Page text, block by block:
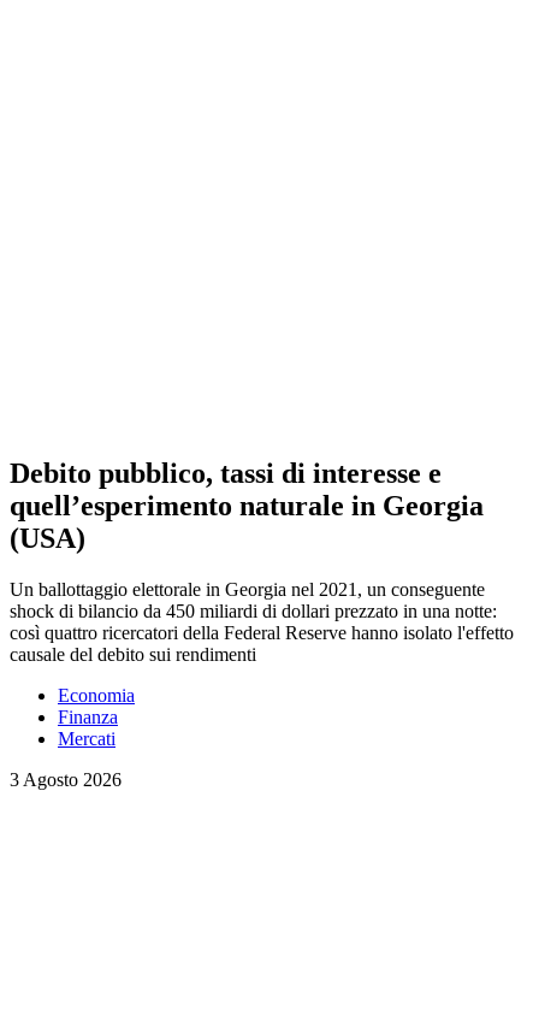
Debito pubblico, tassi di interesse e
quell’esperimento naturale in Georgia
(USA)
Un ballottaggio elettorale in Georgia nel 2021, un conseguente
shock di bilancio da 450 miliardi di dollari prezzato in una notte:
così quattro ricercatori della Federal Reserve hanno isolato l'effetto
causale del debito sui rendimenti
Economia
Finanza
Mercati
3 Agosto 2026